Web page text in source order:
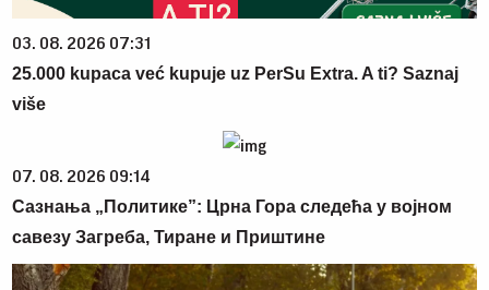
03. 08. 2026 07:31
25.000 kupaca već kupuje uz PerSu Extra. A ti? Saznaj
više
07. 08. 2026 09:14
Сазнања „Политике”: Црна Гора следећа у војном
савезу Загреба, Тиране и Приштине